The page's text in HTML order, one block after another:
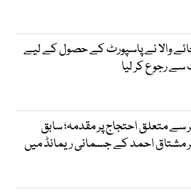
والا نے پاسپورٹ کے حصول کے لیے
رجوع کر لیا
متعلق احتجاج پر مقدمہ؛ سابق
مشتاق احمد کے جسمانی ریمانڈ میں